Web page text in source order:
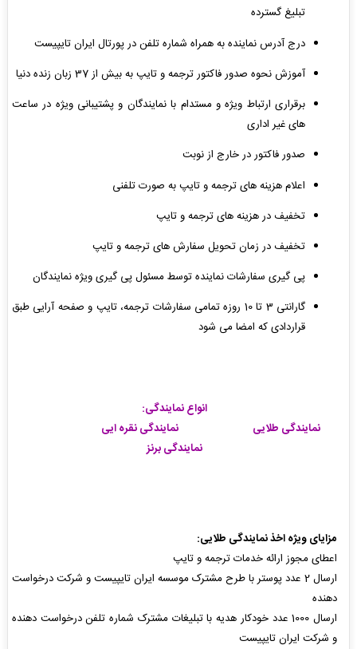
تبلیغ گسترده
درج آدرس نماینده به همراه شماره تلفن در پورتال ایران تایپیست
آموزش نحوه صدور فاکتور ترجمه و تایپ به بیش از 37 زبان زنده دنیا
برقراری ارتباط ویژه و مستدام با نمایندگان و پشتیبانی ویژه در ساعت
های غیر اداری
صدور فاکتور در خارج از نوبت
اعلام هزینه های ترجمه و تایپ به صورت تلفنی
تخفیف در هزینه های ترجمه و تایپ
تخفیف در زمان تحویل سفارش های ترجمه و تایپ
پی گیری سفارشات نماینده توسط مسئول پی گیری ویژه نمایندگان
گارانتی 3 تا 10 روزه تمامی سفارشات ترجمه، تایپ و صفحه آرایی طبق
قراردادی که امضا می شود
انواع نمایندگی:
نمایندگی طلایی نمایندگی نقره ایی
نمایندگی برنز
مزایای ویژه اخذ نمایندگی طلایی:
اعطای مجوز ارائه خدمات ترجمه و تایپ
ارسال 2 عدد پوستر با طرح مشترک موسسه ایران تایپیست و شرکت درخواست
دهنده
ارسال 1000 عدد خودکار هدیه با تبلیغات مشترک شماره تلفن درخواست دهنده
و شرکت ایران تایپیست